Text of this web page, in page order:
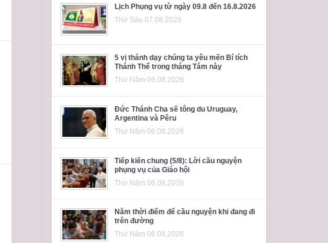
Lịch Phụng vụ từ ngày 09.8 đến 16.8.2026
Thứ Sáu 07.08.2026
5 vị thánh dạy chúng ta yêu mến Bí tích
Thánh Thể trong tháng Tám này
Thứ Năm 06.08.2026
Đức Thánh Cha sẽ tông du Uruguay,
Argentina và Pêru
Thứ Năm 06.08.2026
Tiếp kiến chung (5/8): Lời cầu nguyện
phụng vụ của Giáo hội
Thứ Năm 06.08.2026
Năm thời điểm để cầu nguyện khi đang đi
trên đường
Thứ Năm 06.08.2026